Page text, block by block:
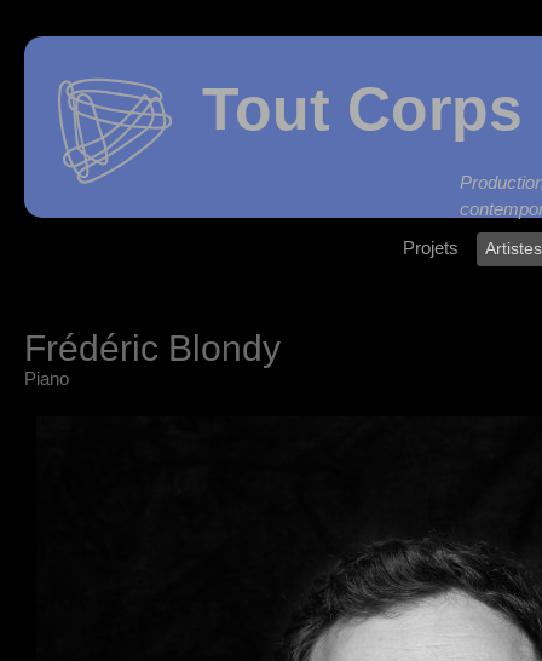
Tout Corps
Projets
Artistes
Frédéric Blondy
Piano